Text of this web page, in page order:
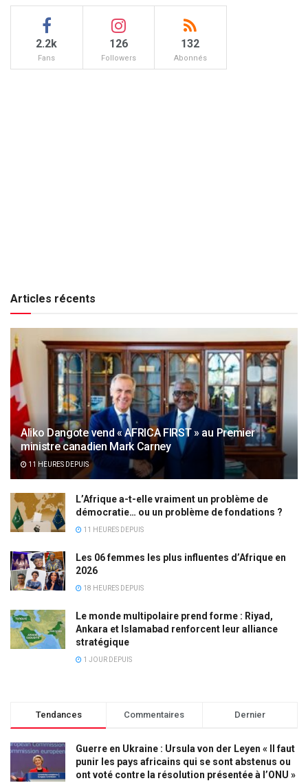
2.2k
Fans
126
Followers
132
Abonnés
Articles récents
Aliko Dangote vend « AFRICA FIRST » au Premier
ministre canadien Mark Carney
11 HEURES DEPUIS
L’Afrique a-t-elle vraiment un problème de
démocratie… ou un problème de fondations ?
11 HEURES DEPUIS
Les 06 femmes les plus influentes d’Afrique en
2026
18 HEURES DEPUIS
Le monde multipolaire prend forme : Riyad,
Ankara et Islamabad renforcent leur alliance
stratégique
1 JOUR DEPUIS
Tendances Commentaires Dernier
Guerre en Ukraine : Ursula von der Leyen « Il faut
punir les pays africains qui se sont abstenus ou
ont voté contre la résolution présentée à l’ONU »